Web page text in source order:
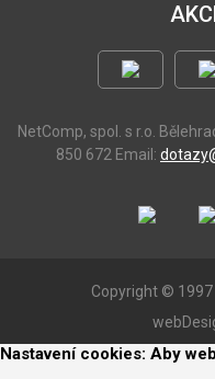
NetComp, spol. s r.o.
850 672 Email:
Copyright © 1997
Nastavení cookies: Aby